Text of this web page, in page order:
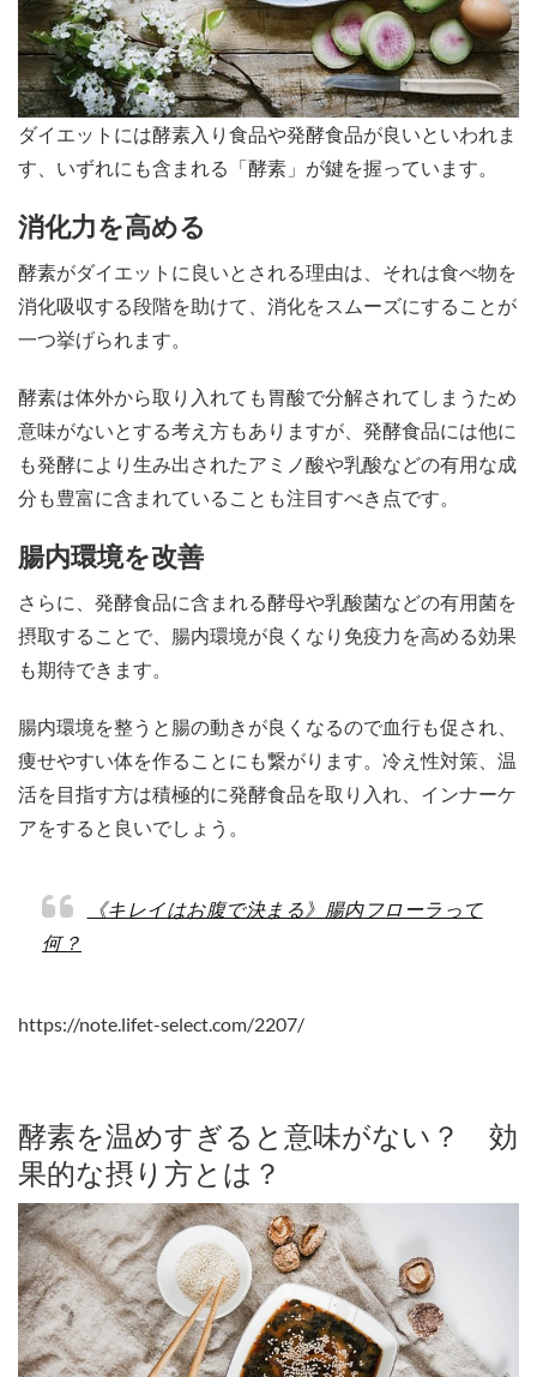
ダイエットには酵素入り食品や発酵食品が良いといわれま
す、いずれにも含まれる「酵素」が鍵を握っています。
消化力を高める
酵素がダイエットに良いとされる理由は、それは食べ物を
消化吸収する段階を助けて、消化をスムーズにすることが
一つ挙げられます。
酵素は体外から取り入れても胃酸で分解されてしまうため
意味がないとする考え方もありますが、発酵食品には他に
も発酵により生み出されたアミノ酸や乳酸などの有用な成
分も豊富に含まれていることも注目すべき点です。
腸内環境を改善
さらに、発酵食品に含まれる酵母や乳酸菌などの有用菌を
摂取することで、腸内環境が良くなり免疫力を高める効果
も期待できます。
腸内環境を整うと腸の動きが良くなるので血行も促され、
痩せやすい体を作ることにも繋がります。冷え性対策、温
活を目指す方は積極的に発酵食品を取り入れ、インナーケ
アをすると良いでしょう。
《キレイはお腹で決まる》腸内フローラって
何？
https://note.lifet-select.com/2207/
酵素を温めすぎると意味がない？ 効
果的な摂り方とは？